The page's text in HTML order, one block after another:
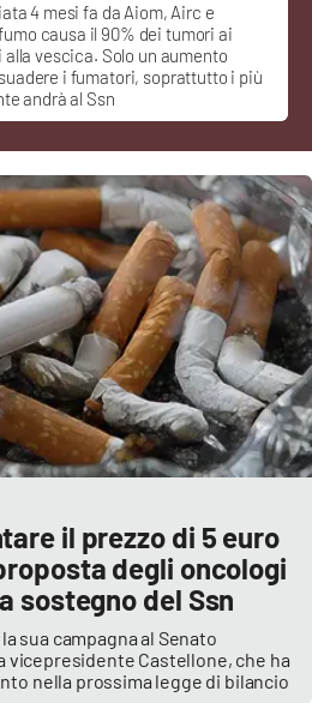
4 mesi fa da Aiom, Airc e
causa il 90% dei tumori ai
vescica. Solo un aumento
i fumatori, soprattutto i più
andrà al Ssn
il prezzo di 5 euro
degli oncologi
sostegno del Ssn
sua campagna al Senato
vicepresidente Castellone, che ha
nella prossima legge di bilancio